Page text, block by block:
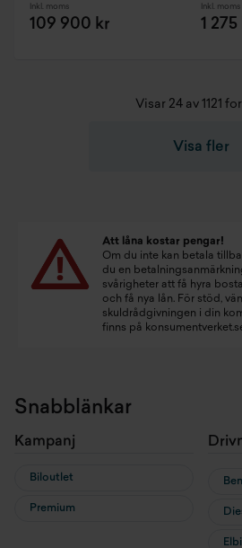
Inkl. moms
109 900 kr
Inkl. moms
1
Visar 24 av 1121
Visa fler
Att låna kostar pengar!
Om du inte kan betala
du en
svårigheter att få hyra
och få nya lån. För stöd,
skuldrådgivningen i din
finns på
Snabblänkar
Kampanj
Biloutlet
Premium
Elbil